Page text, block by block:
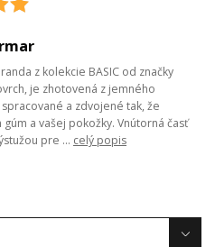
z kolekcie BASIC od značky
je zhotovená z jemného
a zdvojené tak, že
a vašej pokožky. Vnútorná časť
pre ... celý popis